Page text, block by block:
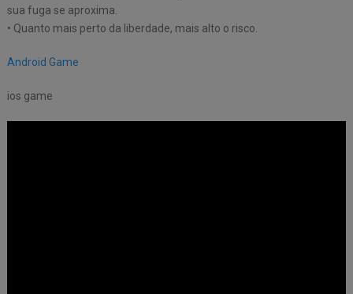
sua fuga se aproxima.
• Quanto mais perto da liberdade, mais alto o risco.
Android Game
ios game